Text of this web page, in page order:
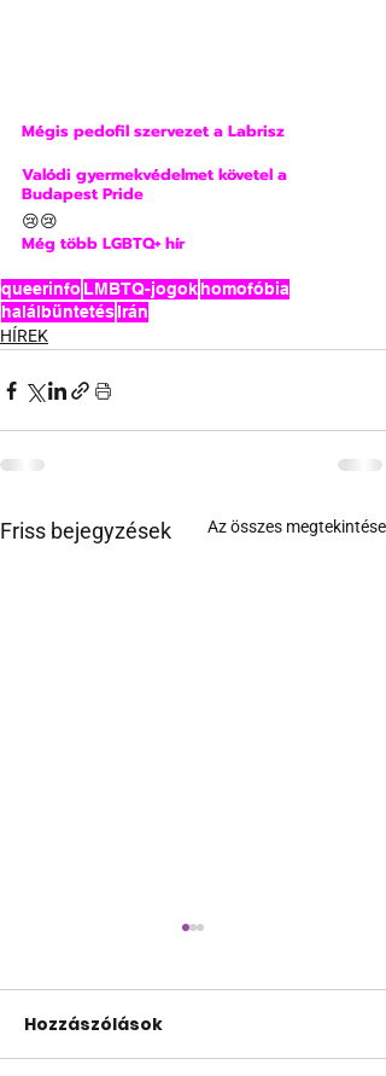
Mégis pedofil szervezet a Labrisz
Valódi gyermekvédelmet követel a
Budapest Pride
😢😢
Még több LGBTQ+ hír
queerinfo LMBTQ-jogokhomofóbia
halálbüntetésIrán
HÍREK
Friss bejegyzések Az összes megtekintése
Hozzászólások